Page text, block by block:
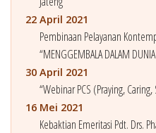
22 April 2021
Pembinaan Pelayanan
“MENGGEMBALA DALAM
30 April 2021
“Webinar PCS (Praying,
16 Mei 2021
Kebaktian Emeritasi Pdt. Drs.